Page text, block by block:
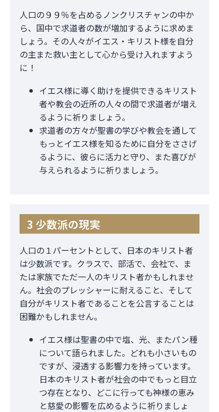
人口の９９％を占めるノンクリスチャンの中か
ら、国中で求道者の数が増加するように求めま
しょう。その人々がイエス・キリスト様を自分
の主また救い主として心から受け入れますよう
に！
イエス様に導く助けを提供できるキリスト
者や教会の近所の人々の間で求道者が増え
るように祈りましょう。
求道者の方々が聖書の学びや教会を通して
もっとイエス様を知るために自分をささげ
るように、彼らに活力と守り、また喜びが
与えられるように祈りましょう。
3 少数派の現実
人口の１パーセントとして、日本のキリスト者
は少数派です。クラスで、部活で、会社で、ま
たは家族でただ一人のキリスト者かもしれませ
ん。社会のプレッシャーに耐えること、そして
自分がキリスト者であることを公言することは
困難かもしれません。
イエス様は聖書の中で塩、光、またパン種
について語られました。どれも小さいもの
ですが、浸透する影響力を持っています。
日本のキリスト者が社会の中でもっと目立
つ存在となり、どこに行っても神様の恵み
と慈愛の影響を広めるように祈りましょ